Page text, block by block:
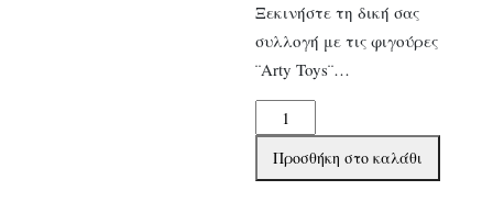
Ξεκινήστε τη δική σας
συλλογή με τις φιγούρες
¨Arty Toys¨…
Djeco
Φιγούρα
Ιππότη
Προσθήκη στο καλάθι